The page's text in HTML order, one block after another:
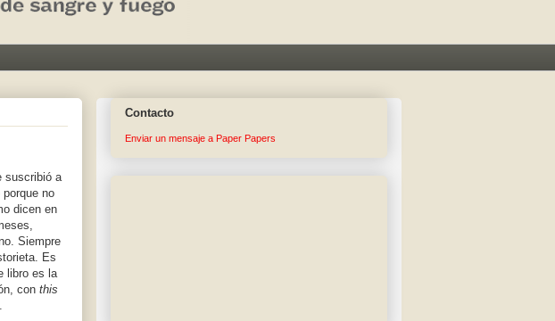
suscribió a
no
dicen en
Siempre
Es
libro es la
con this
Contacto
Enviar un mensaje a Paper Papers